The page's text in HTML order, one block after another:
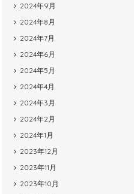
2024年9月
2024年8月
2024年7月
2024年6月
2024年5月
2024年4月
2024年3月
2024年2月
2024年1月
2023年12月
2023年11月
2023年10月